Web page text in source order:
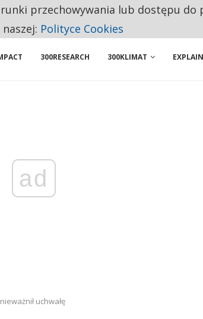
ZAKUPY
300RESEARCH 300KLIMAT
ad
uchwałę
przechowywania lub dostępu do
Polityce Cookies